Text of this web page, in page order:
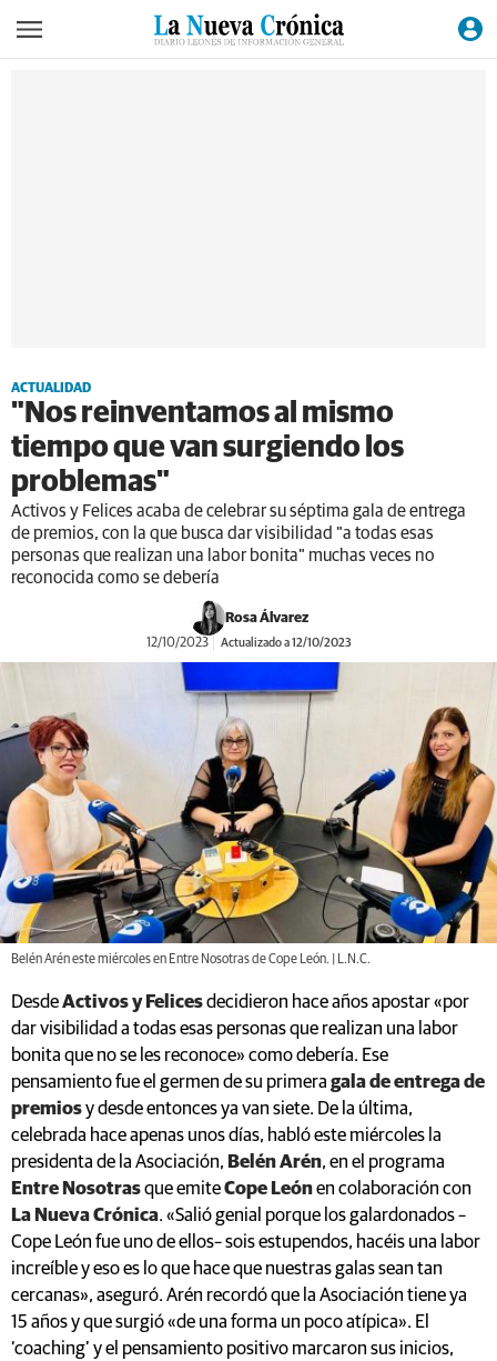
ACTUALIDAD
"Nos reinventamos al mismo
tiempo que van surgiendo los
problemas"
Activos y Felices acaba de celebrar su séptima gala de entrega
de premios, con la que busca dar visibilidad "a todas esas
personas que realizan una labor bonita" muchas veces no
reconocida como se debería
Rosa Álvarez
12/10/2023 Actualizado a 12/10/2023
Belén Arén este miércoles en Entre Nosotras de Cope León. | L.N.C.
DesdeActivos y Felicesdecidieron hace años apostar «por
dar visibilidad a todas esas personas que realizan una labor
bonita que no se les reconoce» como debería. Ese
pensamiento fue el germen de su primera gala de entrega de
premiosy desde entonces ya van siete. De la última,
celebrada hace apenas unos días, habló este miércoles la
presidenta de la Asociación, Belén Arén, en el programa
Entre Nosotrasque emiteCope Leónen colaboración con
La Nueva Crónica. «Salió genial porque los galardonados –
Cope León fue uno de ellos– sois estupendos, hacéis una labor
increíble y eso es lo que hace que nuestras galas sean tan
cercanas», aseguró. Arén recordó que la Asociación tiene ya
15 años y que surgió «de una forma un poco atípica». El
‘coaching’ y el pensamiento positivo marcaron sus inicios,